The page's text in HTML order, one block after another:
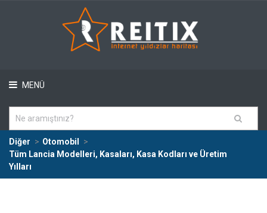
MENÜ
Diğer
Otomobil
Tüm Lancia Modelleri, Kasaları, Kasa Kodları ve Üretim
Yılları